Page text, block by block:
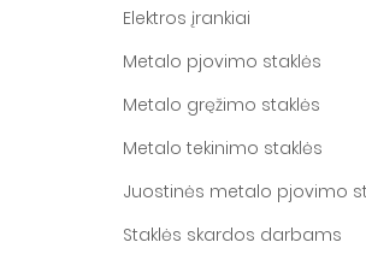
Elektros įrankiai
Metalo pjovimo staklės
Metalo gręžimo staklės
Metalo tekinimo staklės
Juostinės metalo pjovimo
Staklės skardos darbams